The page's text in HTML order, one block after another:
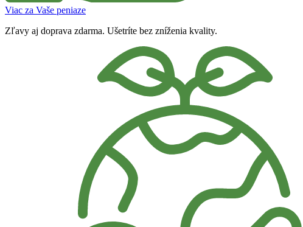
Viac za Vaše peniaze
Zľavy aj doprava zdarma. Ušetríte bez zníženia kvality.